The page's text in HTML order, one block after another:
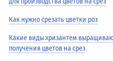
Как нужно срезать цветки роз
Какие виды хризантем
получения цветов на срез